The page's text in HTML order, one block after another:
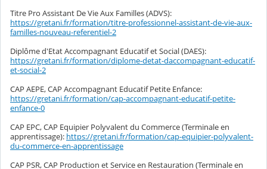
Titre Pro Assistant De Vie Aux Familles (ADVS):
https://gretani.fr/formation/titre-professionnel-assistant-de-vie-aux-
familles-nouveau-referentiel-2
Diplôme d'Etat Accompagnant Educatif et Social (DAES):
https://gretani.fr/formation/diplome-detat-daccompagnant-educatif-
et-social-2
CAP AEPE, CAP Accompagnant Educatif Petite Enfance:
https://gretani.fr/formation/cap-accompagnant-educatif-petite-
enfance-0
CAP EPC, CAP Equipier Polyvalent du Commerce (Terminale en
apprentissage): https://gretani.fr/formation/cap-equipier-polyvalent-
du-commerce-en-apprentissage
CAP PSR, CAP Production et Service en Restauration (Terminale en